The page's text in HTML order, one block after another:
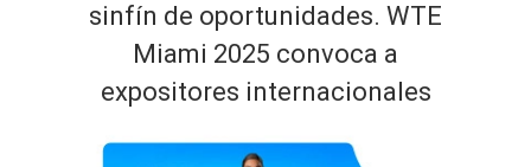
sinfín de oportunidades. WTE
Miami 2025 convoca a
expositores internacionales